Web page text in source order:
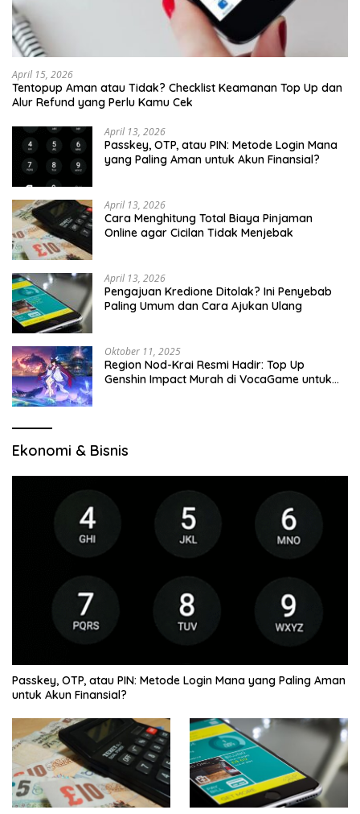
April 15, 2026
Tentopup Aman atau Tidak? Checklist Keamanan Top Up dan
Alur Refund yang Perlu Kamu Cek
April 13, 2026
Passkey, OTP, atau PIN: Metode Login Mana
yang Paling Aman untuk Akun Finansial?
April 13, 2026
Cara Menghitung Total Biaya Pinjaman
Online agar Cicilan Tidak Menjebak
April 13, 2026
Pengajuan Kredione Ditolak? Ini Penyebab
Paling Umum dan Cara Ajukan Ulang
Oktober 11, 2025
Region Nod-Krai Resmi Hadir: Top Up
Genshin Impact Murah di VocaGame untuk
Ekonomi & Bisnis
Passkey, OTP, atau PIN: Metode Login Mana yang Paling Aman
untuk Akun Finansial?